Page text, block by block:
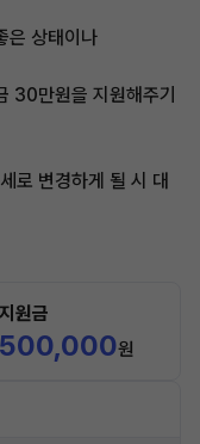
은 상태이나
30만원을 지원해주기
로 변경하게 될 시 대
지원금
500,000원